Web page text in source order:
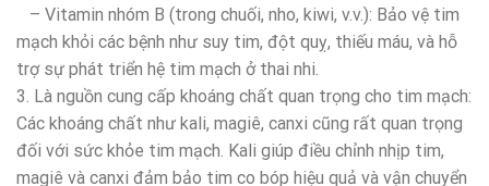
– Vitamin nhóm B (trong chuối, nho, kiwi, v.v.): Bảo vệ tim
mạch khỏi các bệnh như suy tim, đột quỵ, thiếu máu, và hỗ
trợ sự phát triển hệ tim mạch ở thai nhi.
3. Là nguồn cung cấp khoáng chất quan trọng cho tim mạch:
Các khoáng chất như kali, magiê, canxi cũng rất quan trọng
đối với sức khỏe tim mạch. Kali giúp điều chỉnh nhịp tim,
magiê và canxi đảm bảo tim co bóp hiệu quả và vận chuyển